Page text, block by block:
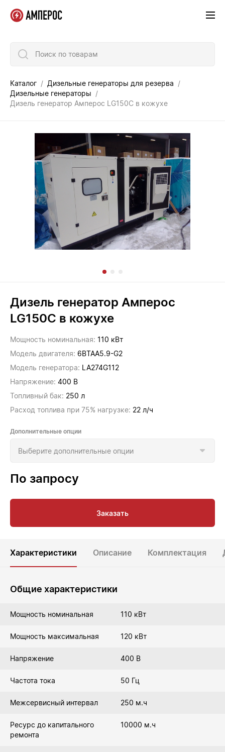
Поиск по товарам
Каталог
Дизельные генераторы для резерва
Дизельные генераторы
Дизель генератор Амперос LG150C в кожухе
Дизель генератор Амперос
LG150C в кожухе
Мощность номинальная: 110 кВт
Модель двигателя: 6BTAA5.9-G2
Модель генератора: LA274G112
Напряжение: 400 В
Топливный бак: 250 л
Расход топлива при 75% нагрузке: 22 л/ч
Дополнительные опции
По запросу
Заказать
Характеристики Описание Комплектация
Общие характеристики
Мощность номинальная 110 кВт
Мощность максимальная 120 кВт
Напряжение 400 В
Частота тока 50 Гц
Межсервисный интервал 250 м.ч
Ресурс до капитального
ремонта
10000 м.ч